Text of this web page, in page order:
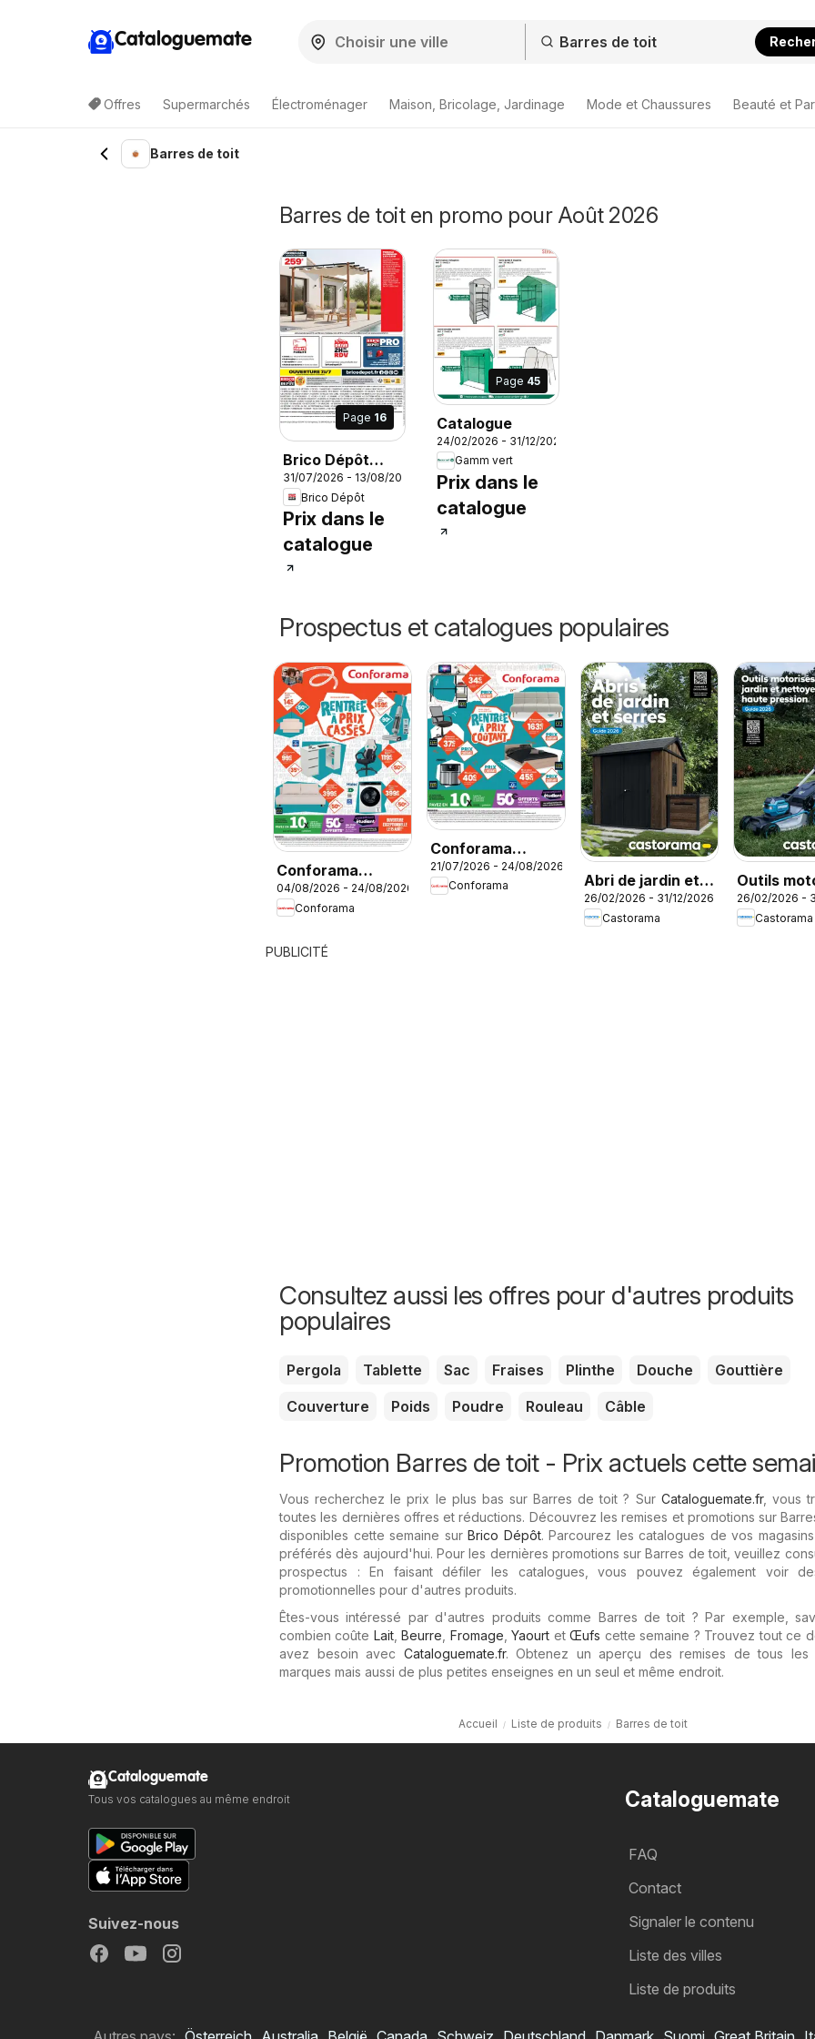
Cataloguemate
Offres Supermarchés Électroménager Maison, Bricolage, Jardinage Mode et Chaussures Beauté et
Barres de toit
Barres de toit en promo pour Août 2026
Page 16
Brico Dépôt
catalogue
31/07/2026 - 13/08/2026
Brico Dépôt
Prix dans le
catalogue
Page 45
Catalogue
24/02/2026 - 31/12/2026
Gamm vert
Prix dans le
catalogue
Prospectus et catalogues populaires
Conforama
Rentrée à prix
cassés
04/08/2026 - 24/08/2026
Conforama
Conforama
catalogue
21/07/2026 - 24/08/2026
Conforama
Abri de jardin et
serres
26/02/2026 - 31/12/2026
Castorama
Outils
de jardin
26/02/2026 -
Castorama
PUBLICITÉ
Consultez aussi les offres pour d'autres produits
populaires
Pergola Tablette Sac Fraises Plinthe Douche
Gouttière
Couverture
Poids Poudre Rouleau Câble
Promotion Barres de toit - Prix ​​actuels cette
Vous recherchez le prix le plus bas sur Barres de toit ? Sur Cataloguemate.fr, vous
toutes les dernières offres et réductions. Découvrez les remises et promotions sur
disponibles cette semaine sur Brico Dépôt. Parcourez les catalogues de vos
préférés dès aujourd'hui. Pour les dernières promotions sur Barres de toit, veuillez
prospectus : En faisant défiler les catalogues, vous pouvez également voir
promotionnelles pour d'autres produits.
Êtes-vous intéressé par d'autres produits comme Barres de toit ? Par exemple,
combien coûte Lait,Beurre Fromage ,Yaourt etŒufs cette semaine ? Trouvez tout ce
avez besoin avec Cataloguemate.fr. Obtenez un aperçu des remises de tous les
marques mais aussi de plus petites enseignes en un seul et même endroit.
Accueil Liste de produits Barres de toit
Cataloguemate
FAQ
Contact
Signaler le contenu
Liste des villes
Liste de produits
Cataloguemate
Tous vos catalogues au même endroit
Suivez-nous